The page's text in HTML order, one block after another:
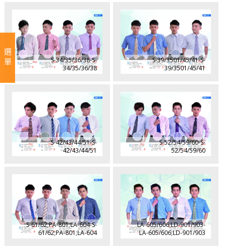
選單
S-34/35/36/38-S-
34/35/36/38
S-39/3501/45/41-S-
39/3501/45/41
S-42/43/44/51-S-
42/43/44/51
S-52/54/59/60-S-
52/54/59/60
S-61/62;PA-801;LA-604-S-
61/62;PA-801;LA-604
LA-605/606;LD-901/903-
LA-605/606;LD-901/903